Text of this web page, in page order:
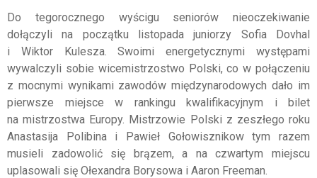
Do tegorocznego wyścigu seniorów nieoczekiwanie
dołączyli na początku listopada juniorzy Sofia Dovhal
i Wiktor Kulesza. Swoimi energetycznymi występami
wywalczyli sobie wicemistrzostwo Polski, co w połączeniu
z mocnymi wynikami zawodów międzynarodowych dało im
pierwsze miejsce w rankingu kwalifikacyjnym i bilet
na mistrzostwa Europy. Mistrzowie Polski z zeszłego roku
Anastasija Polibina i Pawieł Gołowisznikow tym razem
musieli zadowolić się brązem, a na czwartym miejscu
uplasowali się Ołexandra Borysowa i Aaron Freeman.